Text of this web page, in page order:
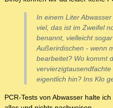
In einem Liter
viel, das ist im Zweifel
benannt, vielleicht
Außerirdischen - wenn
bearbeitet? Wo kommt
eigentlich hin? Ins Klo
PCR-Tests von Abwasser halte